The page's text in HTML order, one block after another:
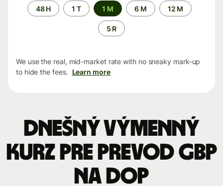
Time
period
48 H 1 T 1 M 6 M 12 M
5 R
We use the real, mid-market rate with no sneaky mark-up
to hide the fees. Learn more
Dnešný výmenný
kurz pre prevod GBP
na DOP